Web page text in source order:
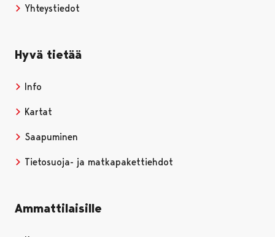
Yhteystiedot
Hyvä tietää
Info
Kartat
Saapuminen
Tietosuoja- ja matkapakettiehdot
Ammattilaisille